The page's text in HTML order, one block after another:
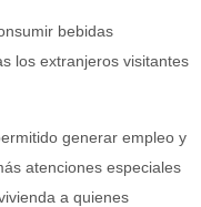
bebidas
los extranjeros visitantes
generar empleo y
atenciones especiales
a quienes